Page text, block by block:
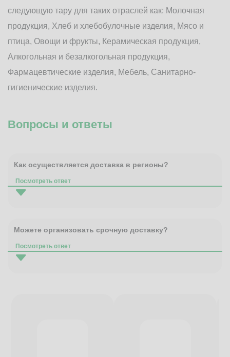
следующую тару для таких отраслей как: Молочная
продукция, Хлеб и хлебобулочные изделия, Мясо и
птица, Овощи и фрукты, Керамическая продукция,
Алкогольная и безалкогольная продукция,
Фармацевтические изделия, Мебель, Санитарно-
гигиенические изделия.
Вопросы и ответы
Как осуществляется доставка в регионы?
Посмотреть ответ
Можете организовать срочную доставку?
Посмотреть ответ